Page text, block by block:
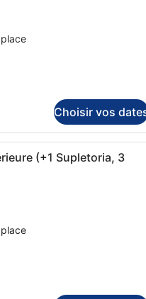
Choisir vos
Une chambre d’hôtel
(+1 Supletoria, 3